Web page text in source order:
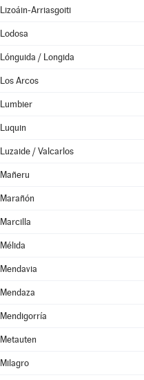
Lizoáin-Arriasgoiti
Lodosa
Lónguida / Longida
Los Arcos
Lumbier
Luquin
Luzaide / Valcarlos
Mañeru
Marañón
Marcilla
Mélida
Mendavia
Mendaza
Mendigorría
Metauten
Milagro